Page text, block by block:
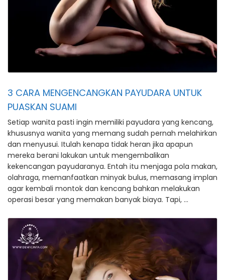
3 CARA MENGENCANGKAN PAYUDARA UNTUK
PUASKAN SUAMI
Setiap wanita pasti ingin memiliki payudara yang kencang,
khususnya wanita yang memang sudah pernah melahirkan
dan menyusui. Itulah kenapa tidak heran jika apapun
mereka berani lakukan untuk mengembalikan
kekencangan payudaranya. Entah itu menjaga pola makan,
olahraga, memanfaatkan minyak bulus, memasang implan
agar kembali montok dan kencang bahkan melakukan
operasi besar yang memakan banyak biaya. Tapi, …